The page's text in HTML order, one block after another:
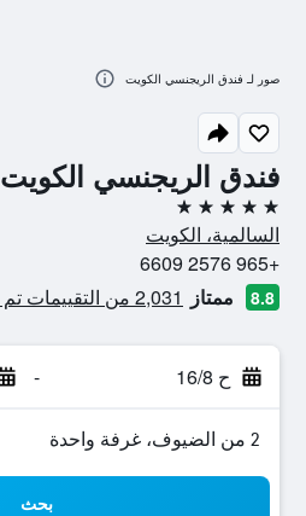
فندق الريجنسي الكويت
5 نجوم
السالمية، الكويت
+965 2576 6609
8.8 ممتاز 2,031 من التقييمات تم التحقق منها
ح 16/8 -
2 من الضيوف، غرفة واحدة
بحث
صور لـ فندق الريجنسي الكويت